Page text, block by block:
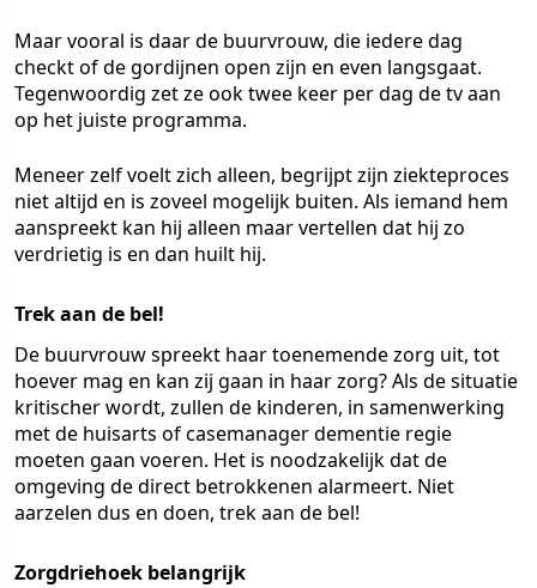
Maar vooral is daar de buurvrouw, die iedere dag
checkt of de gordijnen open zijn en even langsgaat.
Tegenwoordig zet ze ook twee keer per dag de tv aan
op het juiste programma.
Meneer zelf voelt zich alleen, begrijpt zijn ziekteproces
niet altijd en is zoveel mogelijk buiten. Als iemand hem
aanspreekt kan hij alleen maar vertellen dat hij zo
verdrietig is en dan huilt hij.
Trek aan de bel!
De buurvrouw spreekt haar toenemende zorg uit, tot
hoever mag en kan zij gaan in haar zorg? Als de situatie
kritischer wordt, zullen de kinderen, in samenwerking
met de huisarts of casemanager dementie regie
moeten gaan voeren. Het is noodzakelijk dat de
omgeving de direct betrokkenen alarmeert. Niet
aarzelen dus en doen, trek aan de bel!
Zorgdriehoek belangrijk